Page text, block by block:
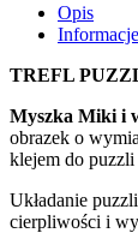
Opis
TREFL
Myszka Miki i
obrazek o
klejem do puzzli
Układanie
cierpliwości i